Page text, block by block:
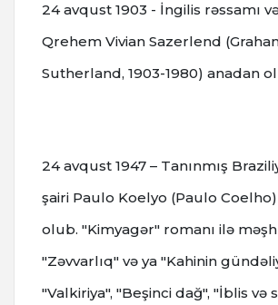
24 avqust 1903 - İngilis rəssamı
Qrehem Vivian Sazerlend
Sutherland, 1903-1980) anadan
24 avqust 1947 – Tanınmış
şairi Paulo Koelyo (Paulo
olub. "Kimyagər" romanı ilə
"Zəvvarlıq" və ya "Kahinin
"Valkiriya", "Beşinci dağ", "İblis və